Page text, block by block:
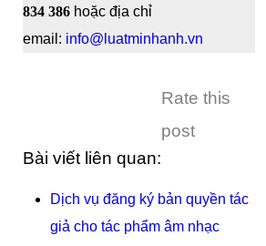
834 386 hoặc địa chỉ
email: info@luatminhanh.vn
Rate this
post
Bài viết liên quan:
Dịch vụ đăng ký bản quyền tác
giả cho tác phẩm âm nhạc